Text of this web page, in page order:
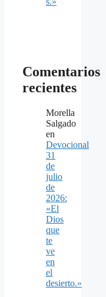
Comentarios
recientes
Morella
Salgado
en
Devocional
31
de
julio
de
2026:
«El
Dios
que
te
ve
en
el
desierto.»